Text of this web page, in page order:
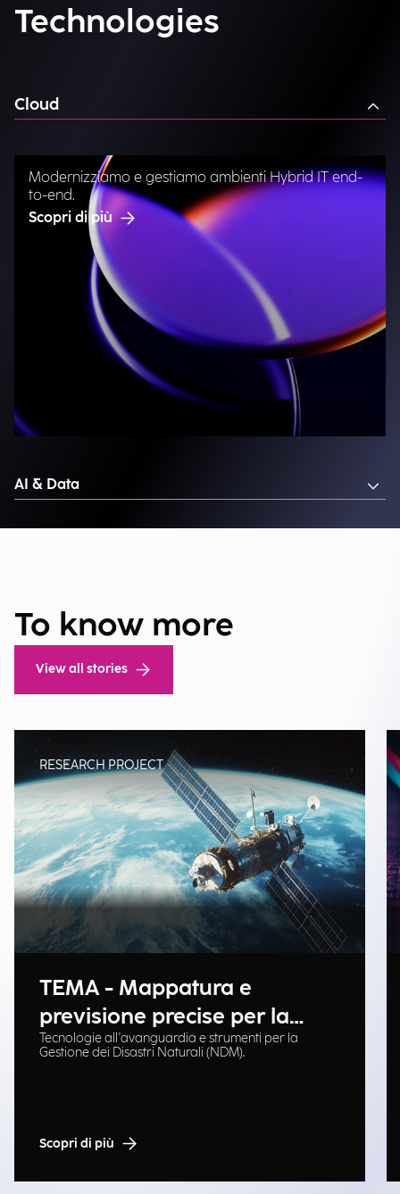
Technologies
Cloud
Modernizziamo e gestiamo ambienti Hybrid IT end-
to-end.
Scopri di più
AI & Data
To know more
View all stories
RESEARCH PROJECT
TEMA - Mappatura e
previsione precise per la
gestione delle emergenze
Tecnologie all'avanguardia e strumenti per la
Gestione dei Disastri Naturali (NDM).
Scopri di più